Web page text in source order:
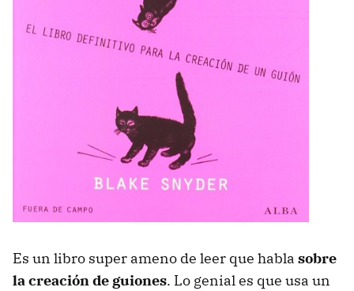
Es un libro super ameno de leer que habla sobre
la creación de guiones. Lo genial es que usa un